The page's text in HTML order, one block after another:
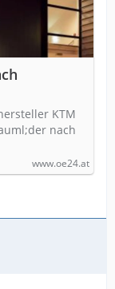
KTM
nach
www.oe24.at